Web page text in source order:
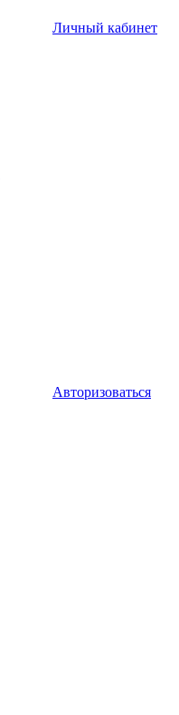
Личный кабинет
Авторизоваться